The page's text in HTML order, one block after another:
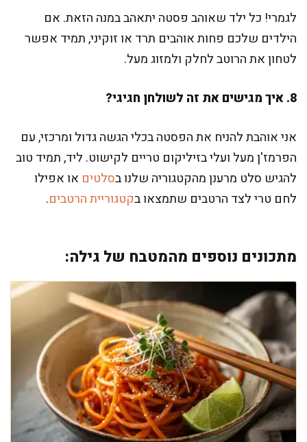
לגמרי! כל ילד שאוהב פסטה יתאהב במנה הזאת. אם
הילדים שלכם פחות אוהבים תרד או זוקיני, תמיד אפשר
לטחון את הרוטב לחלק ולמזוג מעל.
8. איך מגישים את זה לשולחן חגיגי?
אני אוהבת להניח את הפסטה בכלי הגשה גדול ומרכזי, עם
הפרמז'ן מעל ועלי בזיליקום טריים לקישוט. ליד, תמיד טוב
להגיש סלט מרענן מהקטגוריה שלנו בסלטים או אפילו
לחם טרי לצד הרטבים שתמצאו בקטגוריית הרטבים.
מתכונים נוספים מהמטבח של גילה: